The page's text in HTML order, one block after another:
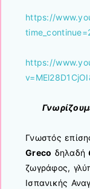
https://
https://
Γνωστός
Greco δηλαδή
ζωγράφος,
Ισπανικής